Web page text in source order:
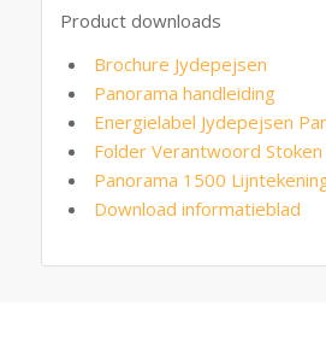
Product downloads
Brochure Jydepejsen
Panorama handleiding
Energielabel Jydepejsen
Folder Verantwoord Stoken
Panorama 1500
Download informatieblad